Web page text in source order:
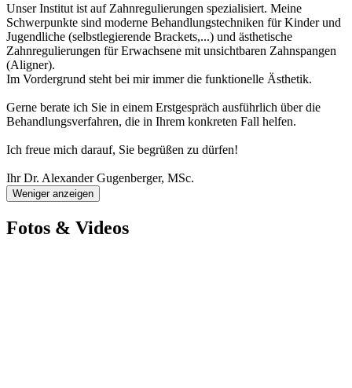
Unser Institut ist auf Zahnregulierungen spezialisiert. Meine
Schwerpunkte sind moderne Behandlungstechniken für Kinder und
Jugendliche (selbstlegierende Brackets,...) und ästhetische
Zahnregulierungen für Erwachsene mit unsichtbaren Zahnspangen
(Aligner).
Im Vordergrund steht bei mir immer die funktionelle Ästhetik.
Gerne berate ich Sie in einem Erstgespräch ausführlich über die
Behandlungsverfahren, die in Ihrem konkreten Fall helfen.
Ich freue mich darauf, Sie begrüßen zu dürfen!
Ihr Dr. Alexander Gugenberger, MSc.
Weniger anzeigen
Fotos & Videos